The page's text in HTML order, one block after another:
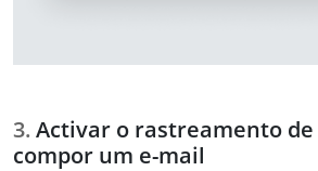
Activar o rastreamento
compor um e-mail